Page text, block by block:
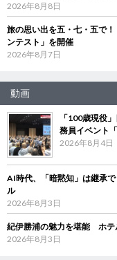
2026年8月8日
旅の思い出を五・七・五で
ンテスト」を開催
2026年8月7日
動画
「100歳現役
務員イベント
2026年8月4日
AI時代、「暗黙知」は継承
ル
2026年8月3日
紀伊勝浦の魅力を堪能 ホテ
2026年8月3日